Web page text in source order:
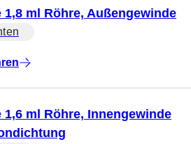
1,8 ml Röhre, Außengewinde
1,6 ml Röhre, Innengewinde